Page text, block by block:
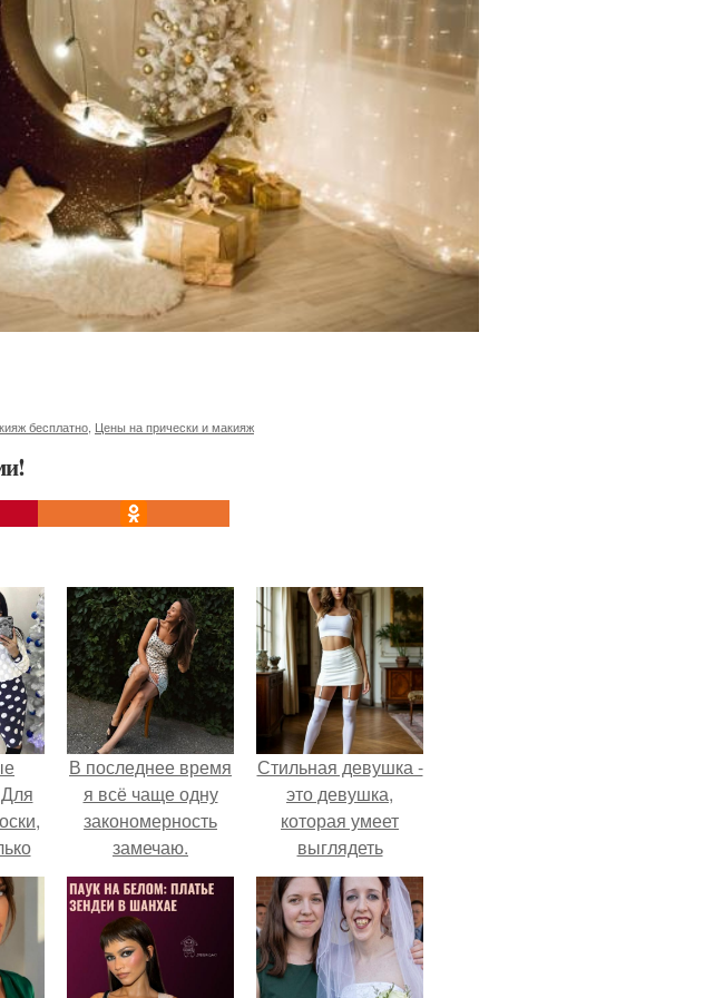
бесплатно Цены на прически и макияж
и.
В последнее время
я всё чаще одну
закономерность
замечаю.
Стильная девушка -
это девушка,
которая умеет
выглядеть
привлекательно и
элегантно в любои
ситуации.